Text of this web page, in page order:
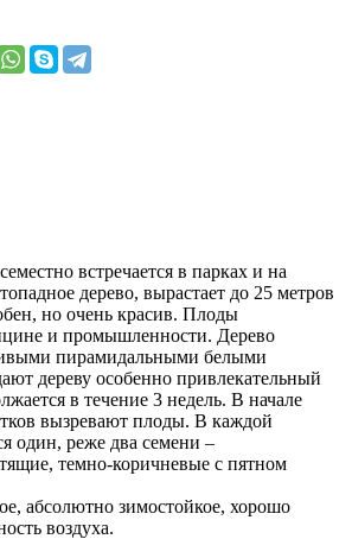
встречается в парках и на
дерево, вырастает до 25 метров
но очень красив. Плоды
и промышленности. Дерево
пирамидальными белыми
дереву особенно привлекательный
в течение 3 недель. В начале
вызревают плоды. В каждой
один, реже два семени –
темно-коричневые с пятном
абсолютно зимостойкое, хорошо
воздуха.